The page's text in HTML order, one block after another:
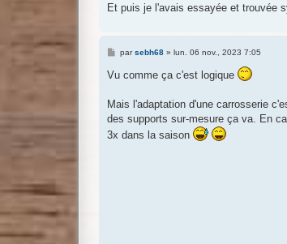
Et puis je l'avais essayée et trouvée
M
s
e
parsebh68» lun. 06 nov., 2023 7:05
Vu comme ça c'est logique
Mais l'adaptation d'une carrosserie
des supports sur-mesure ça va. En
3x dans la saison